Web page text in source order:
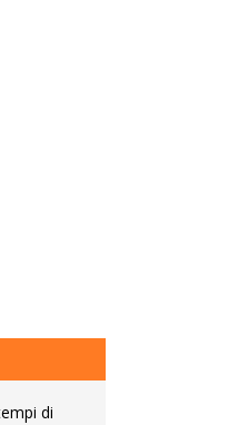
di